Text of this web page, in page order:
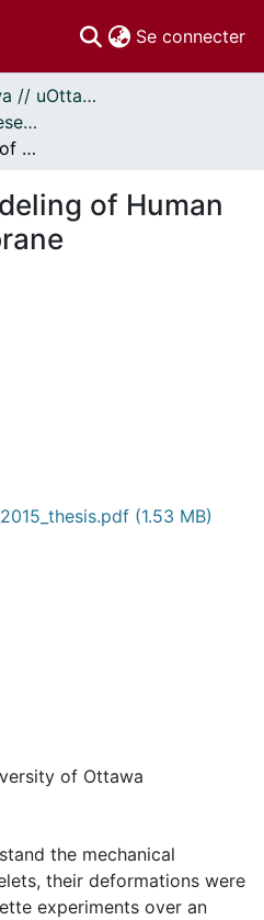
Se connecter
Thèses uOttawa // uOttawa Theses
- Thèses, 2011 - // Theses, 2011 -
Mechanical Modeling of Human Platelets Membrane
of Human
(1.53 MB)
of Ottawa
the mechanical
their deformations were
experiments over an